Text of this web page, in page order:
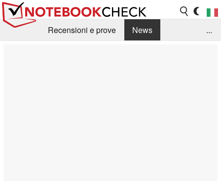
Recensioni e prove
News
...